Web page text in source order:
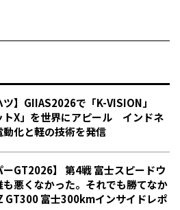
ツ】GIIAS2026で「K-VISION」
トX」を世界にアピール インドネ
動化と軽の技術を発信
ーGT2026】 第4戦 富士スピードウ
悪くなかった。それでも勝てなか
GT300 富士300kmインサイドレポ